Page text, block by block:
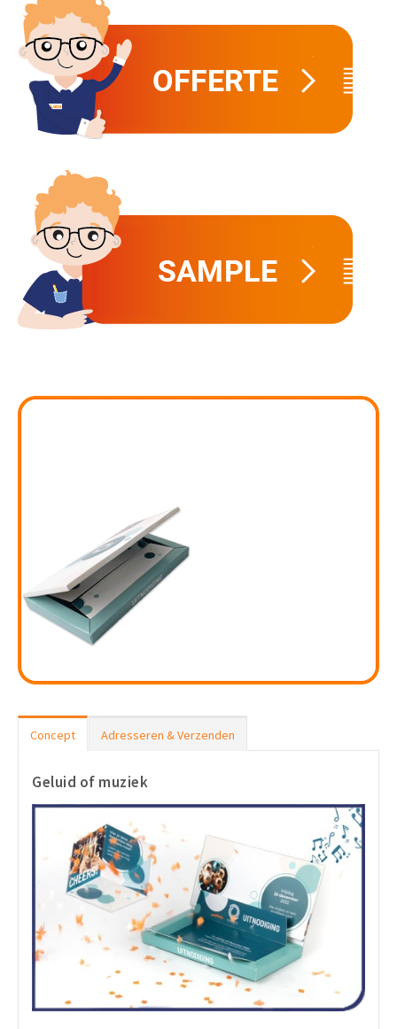
Concept Adresseren & Verzenden
Geluid of muziek
Andere opvallende mailings
Alle producten
Horeca Marketing
Food Marketing